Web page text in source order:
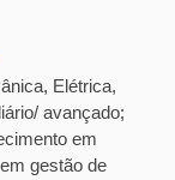
Elétrica,
avançado;
em
gestão de